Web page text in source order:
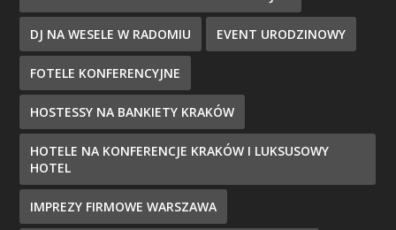
DJ NA WESELE W RADOMIU EVENT URODZINOWY
FOTELE KONFERENCYJNE
HOSTESSY NA BANKIETY KRAKÓW
HOTELE NA KONFERENCJE KRAKÓW I LUKSUSOWY
HOTEL
IMPREZY FIRMOWE WARSZAWA